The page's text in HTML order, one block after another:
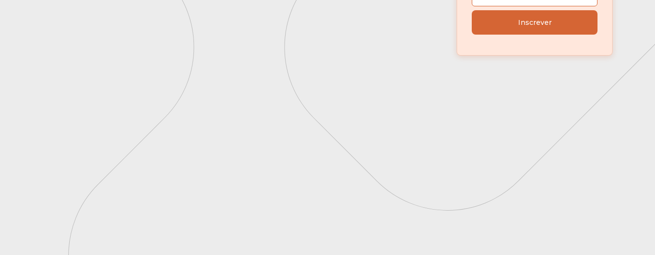
Aprofunde-se nas